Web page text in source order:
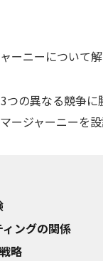
ーニーについて解
の異なる競争
ジャーニーを
ングの関係
略